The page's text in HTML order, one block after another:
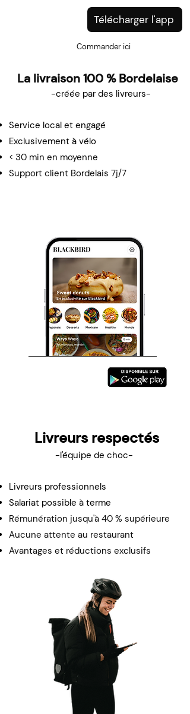
Télécharger l'app
Commander ici
La livraison 100 % Bordelaise
-créée par des livreurs-
Service local et engagé
Exclusivement à vélo
< 30 min en moyenne
Support client Bordelais 7j/7
Livreurs respectés
-l'équipe de choc-
Livreurs professionnels
Salariat possible à terme
Rémunération jusqu'à 40 % supérieure
Aucune attente au restaurant
Avantages et réductions exclusifs